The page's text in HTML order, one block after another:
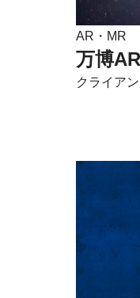
AR・MR
万博
クライア